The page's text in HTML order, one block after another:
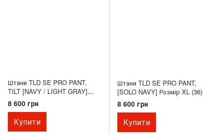
Штани TLD SE PRO PANT,
TILT [NAVY / LIGHT GRAY]
Розмір S (30)
8 600 грн
Купити
Штани TLD SE PRO PANT,
[SOLO NAVY] Розмір XL (36)
8 600 грн
Купити